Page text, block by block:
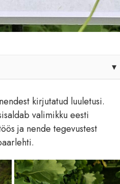
▾
kirjutatud luuletusi.
valimikku eesti
ja nende tegevustest